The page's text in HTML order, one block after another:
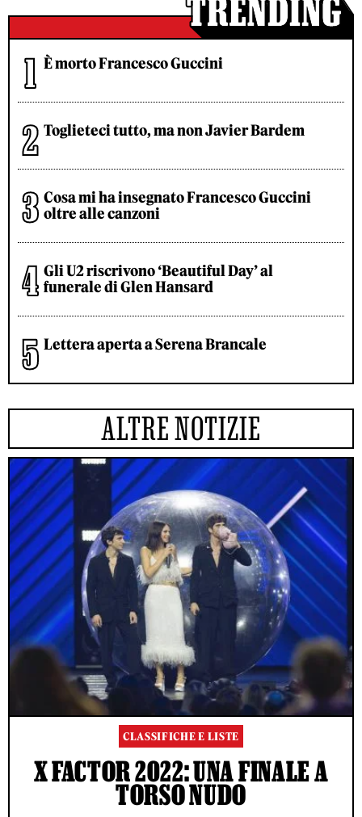
È morto Francesco Guccini
Toglieteci tutto, ma non Javier Bardem
Cosa mi ha insegnato Francesco Guccini
oltre alle canzoni
Gli U2 riscrivono ‘Beautiful Day’ al
funerale di Glen Hansard
Lettera aperta a Serena Brancale
ALTRE NOTIZIE
CLASSIFICHE E LISTE
X FACTOR 2022: UNA FINALE A
TORSO NUDO